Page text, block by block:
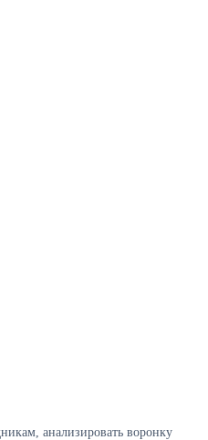
анализировать воронку